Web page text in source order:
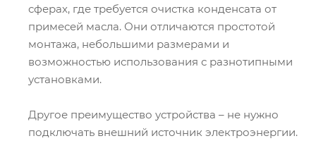
сферах, где требуется очистка конденсата от
примесей масла. Они отличаются простотой
монтажа, небольшими размерами и
возможностью использования с разнотипными
установками.
Другое преимущество устройства – не нужно
подключать внешний источник электроэнергии.